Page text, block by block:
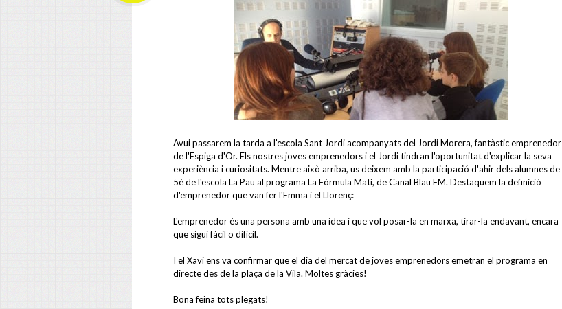
Avui passarem la tarda a l'escola Sant Jordi acompanyats del Jordi Morera, fantàstic emprenedor
de l'Espiga d'Or. Els nostres joves emprenedors i el Jordi tindran l'oportunitat d'explicar la seva
experiència i curiositats. Mentre això arriba, us deixem amb la participació d'ahir dels alumnes de
5è de l'escola La Pau al programa La Fórmula Matí, de Canal Blau FM. Destaquem la definició
d'emprenedor que van fer l'Emma i el Llorenç:
L'emprenedor és una persona amb una idea i que vol posar-la en marxa, tirar-la endavant, encara
que sigui fàcil o difícil.
I el Xavi ens va confirmar que el dia del mercat de joves emprenedors emetran el programa en
directe des de la plaça de la Vila. Moltes gràcies!
Bona feina tots plegats!